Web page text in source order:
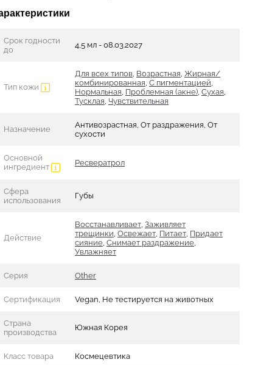
Срок годности
до
4,5 мл - 08.03.2027
Тип кожи
Для всех типов, Возрастная, Жирная/
комбинированная, С пигментацией,
Нормальная, Проблемная (акне), Сухая,
Тусклая, Чувствительная
Назначение
Антивозрастная, От раздражения, От
сухости
Основной
ингредиент
Ресвератрол
Сфера
использования
Губы
Действие
Восстанавливает, Заживляет
трещинки, Освежает, Питает, Придает
сияние, Снимает раздражение,
Увлажняет
Серия Other
Сертификация Vegan, Не тестируется на животных
Страна
производства
Южная Корея
Класс товара Космецевтика